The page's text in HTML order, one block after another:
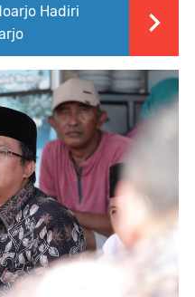
Hadiri